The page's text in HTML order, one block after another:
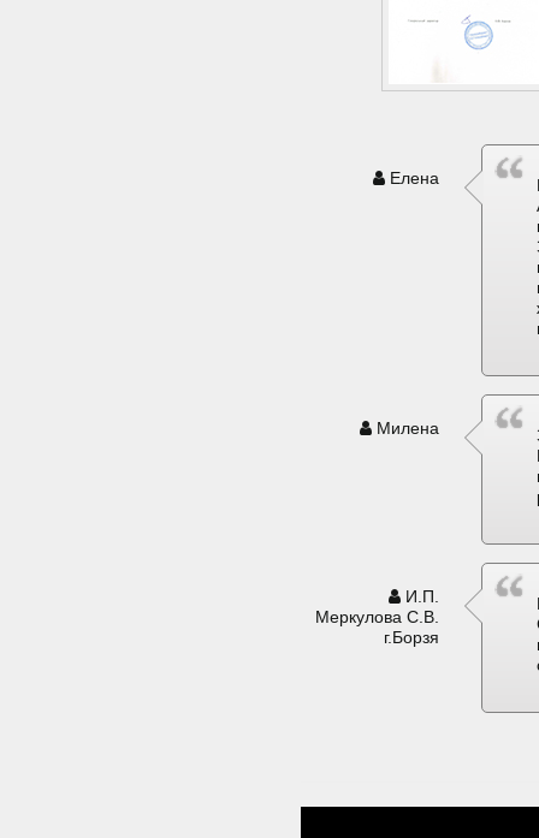
Елена
Милена
И.П.
Меркулова С.В.
г.Борзя